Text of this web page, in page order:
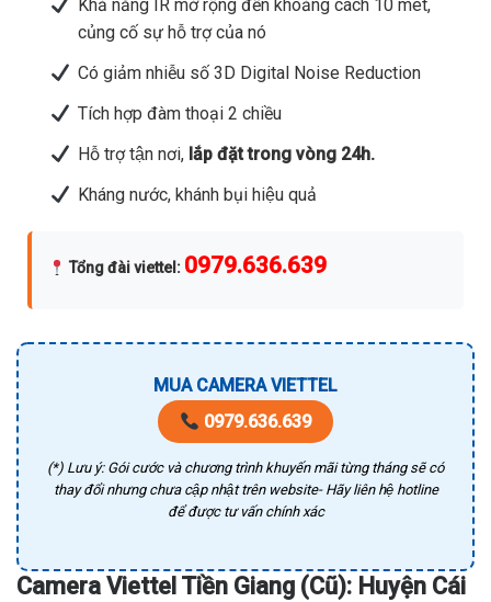
Khả năng IR mở rộng đến khoảng cách 10 mét,
củng cố sự hỗ trợ của nó
Có giảm nhiễu số 3D Digital Noise Reduction
Tích hợp đàm thoại 2 chiều
Hỗ trợ tận nơi,lắp đặt trong vòng 24h.
Kháng nước, khánh bụi hiệu quả
Tổng đài viettel : 0979.636.639
MUA CAMERA VIETTEL
0979.636.639
(*) Lưu ý: Gói cước và chương trình khuyến mãi từng tháng sẽ có
thay đổi nhưng chưa cập nhật trên website- Hãy liên hệ hotline
để được tư vấn chính xác
Camera Viettel Tiền Giang (Cũ): Huyện Cái